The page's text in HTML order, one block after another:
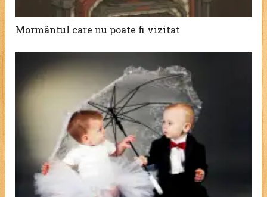
Mormântul care nu poate fi vizitat